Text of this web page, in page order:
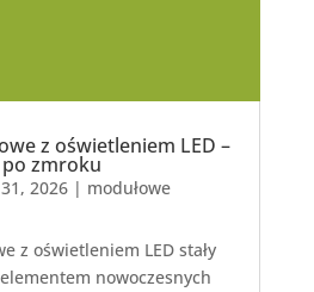
z oświetleniem LED –
zmroku
2026| modułowe
z oświetleniem LED stały
nowoczesnych